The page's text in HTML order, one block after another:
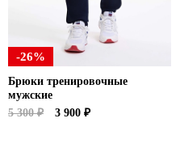
-26%
Брюки тренировочные
мужские
5 300 ₽
3 900 ₽